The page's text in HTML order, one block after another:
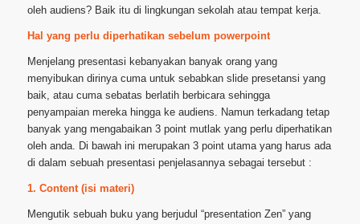
oleh audiens? Baik itu di lingkungan sekolah atau tempat kerja.
Hal yang perlu diperhatikan sebelum powerpoint
Menjelang presentasi kebanyakan banyak orang yang
menyibukan dirinya cuma untuk sebabkan slide presetansi yang
baik, atau cuma sebatas berlatih berbicara sehingga
penyampaian mereka hingga ke audiens. Namun terkadang tetap
banyak yang mengabaikan 3 point mutlak yang perlu diperhatikan
oleh anda. Di bawah ini merupakan 3 point utama yang harus ada
di dalam sebuah presentasi penjelasannya sebagai tersebut :
1. Content (isi materi)
Mengutik sebuah buku yang berjudul “presentation Zen” yang